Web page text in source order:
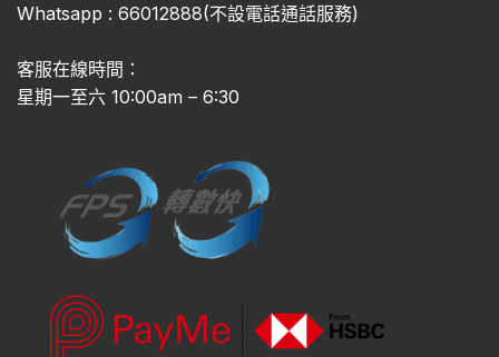
Whatsapp : 66012888(不設電話通話服務)
客服在線時間：
星期一至六 10:00am – 6:30